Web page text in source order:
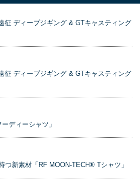
征 ディープジギング & GTキャスティング
征 ディープジギング & GTキャスティング
ディーシャツ」
つ新素材「RF MOON-TECH® Tシャツ」